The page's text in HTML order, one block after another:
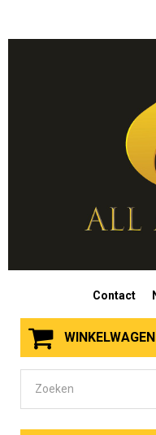
Contact
WINKELWAGEN